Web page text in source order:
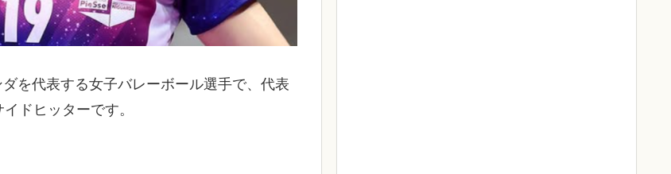
を代表する女子バレーボール選手で、代表
ドヒッターです。